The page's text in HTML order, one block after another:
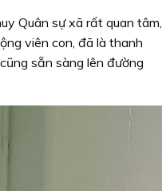
Quân sự xã rất quan tâm,
viên con, đã là thanh
sẵn sàng lên đường